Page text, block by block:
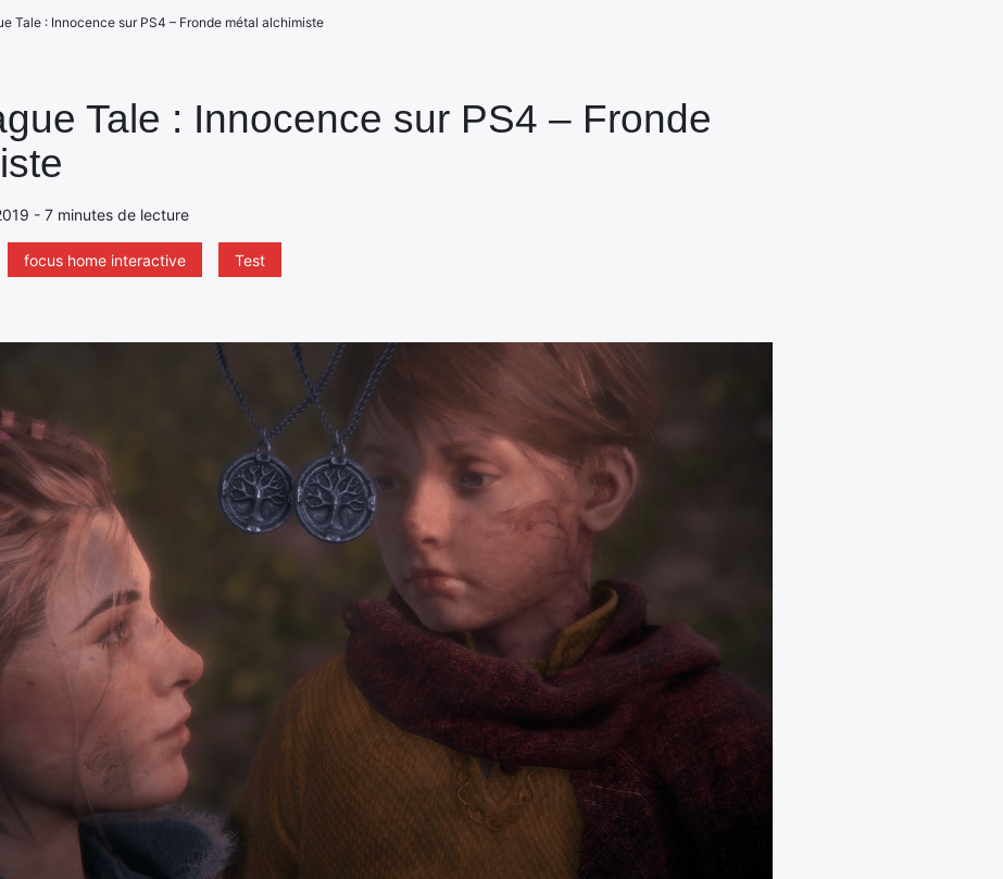
Tale : Innocence sur PS4 – Fronde
- 7 minutes de lecture
focus home interactive Test
Tale : Innocence sur PS4 – Fronde métal alchimiste